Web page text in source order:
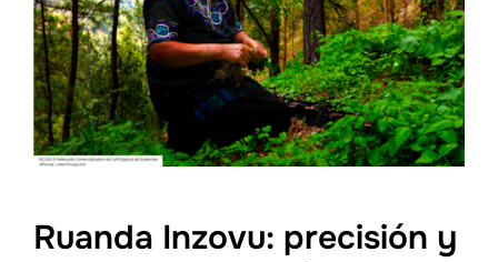
Ruanda Inzovu: precisión y